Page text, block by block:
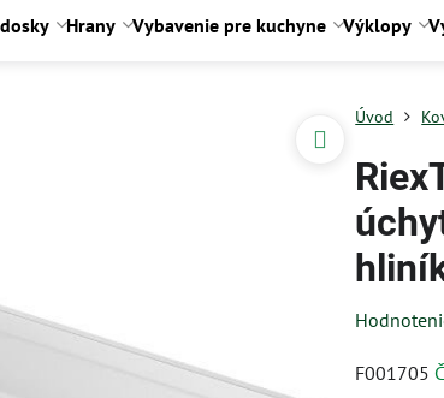
Hrany Vybavenie pre kuchyne Výklopy
Úvod
F001705